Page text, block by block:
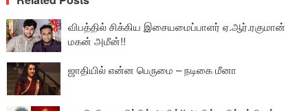
விபத்தில் சிக்கிய இசையமைப்பாளர் ஏ.ஆர்.ரகுமான்
மகன் அமீன்!!
ஜாதியில் என்ன பெருமை – நடிகை மீனா